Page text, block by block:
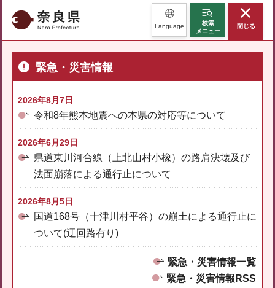
奈良県 Language
検索
メニュー
閉じる
緊急・災害情報
2026年8月7日
令和8年熊本地震への本県の対応等について
2026年6月29日
県道東川河合線（上北山村小橡）の路肩決壊及び
法面崩落による通行止について
2026年8月5日
国道168号（十津川村平谷）の崩土による通行止に
ついて(迂回路有り)
緊急・災害情報一覧
緊急・災害情報RSS